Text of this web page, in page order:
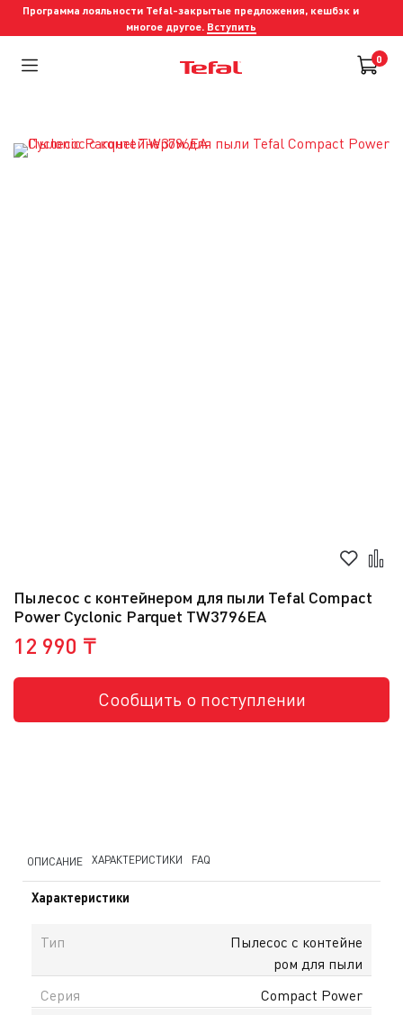
Программа лояльности Tefal-закрытые предложения, кешбэк и
многое другое. Вступить
0
Пылесос с контейнером для пыли Tefal Compact
Power Cyclonic Parquet TW3796EA
12 990 ₸
Сообщить о поступлении
ОПИСАНИЕ ХАРАКТЕРИСТИКИ FAQ
Характеристики
Тип
Пылесос с контейне
ром для пыли
Серия
Compact Power